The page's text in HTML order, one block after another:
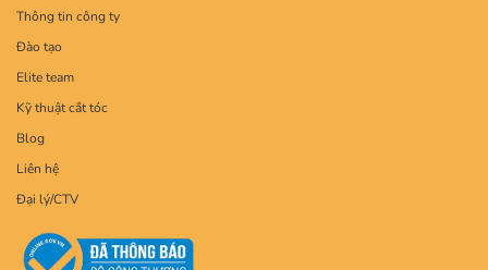
Thông tin công ty
Đào tạo
Elite team
Kỹ thuật cắt tóc
Blog
Liên hệ
Đại lý/CTV